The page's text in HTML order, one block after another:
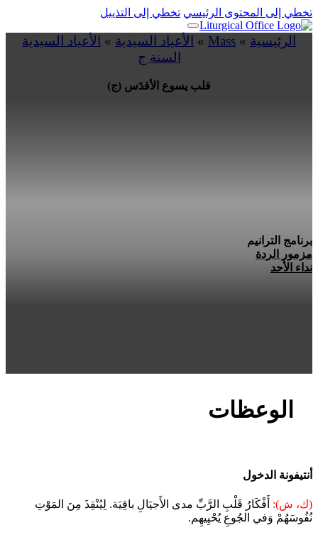
تخطي إلى المحتوى الرئيسي تخطي إلى التذييل
الرئيسية »
Mass
» الأعياد السيدية »
الأعياد السيدية
السنة ج
قلب يسوع الأقدَس (ج)
برنامج الترانيم
مزمور الردة
نداء الأحد
الوعظات
أنتيفونة الدخول
(ك، ش): أَفْكَارُ قَلْبِ الرَّبِّ مدى الأَجيَالِ باقِيَة. لِيُنْقِذَ مِنَ المَوْتِ
نُفُوسَهُمْ وَفي الجُوعِ يُحْيِيهِم.